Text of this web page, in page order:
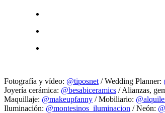
Fotografía y vídeo: @tiposnet / Wedding Planner:
Joyería cerámica: @besabiceramics / Alianzas,
Maquillaje: @makeupfanny / Mobiliario:
Iluminación: @montesinos_iluminacion / Neón: